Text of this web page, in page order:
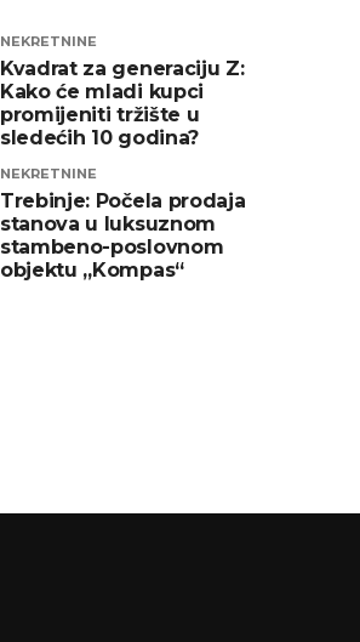
NEKRETNINE
Kvadrat za generaciju Z:
Kako će mladi kupci
promijeniti tržište u
sledećih 10 godina?
NEKRETNINE
Trebinje: Počela prodaja
stanova u luksuznom
stambeno-poslovnom
objektu „Kompas“